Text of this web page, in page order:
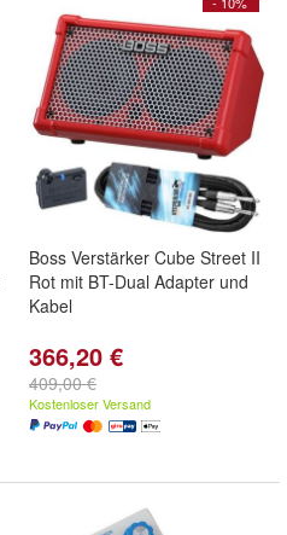
Boss Verstärker Cube Street II
Rot mit BT-Dual Adapter und
Kabel
366,20 €
409,00 €
Kostenloser Versand